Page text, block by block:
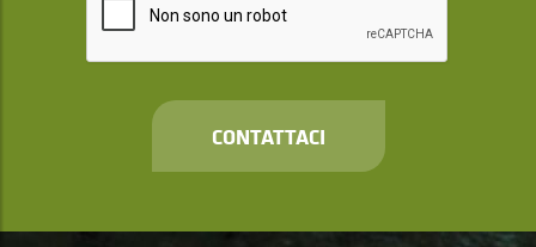
CONTATTACI